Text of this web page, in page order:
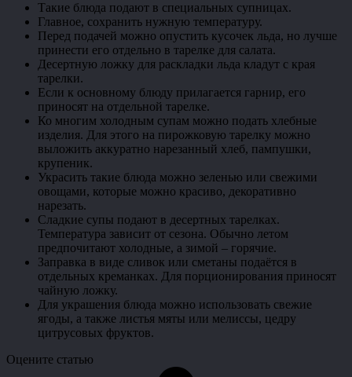
Такие блюда подают в специальных супницах.
Главное, сохранить нужную температуру.
Перед подачей можно опустить кусочек льда, но лучше
принести его отдельно в тарелке для салата.
Десертную ложку для раскладки льда кладут с края
тарелки.
Если к основному блюду прилагается гарнир, его
приносят на отдельной тарелке.
Ко многим холодным супам можно подать хлебные
изделия. Для этого на пирожковую тарелку можно
выложить аккуратно нарезанный хлеб, пампушки,
крупеник.
Украсить такие блюда можно зеленью или свежими
овощами, которые можно красиво, декоративно
нарезать.
Сладкие супы подают в десертных тарелках.
Температура зависит от сезона. Обычно летом
предпочитают холодные, а зимой – горячие.
Заправка в виде сливок или сметаны подаётся в
отдельных креманках. Для порционирования приносят
чайную ложку.
Для украшения блюда можно использовать свежие
ягоды, а также листья мяты или мелиссы, цедру
цитрусовых фруктов.
Оцените статью